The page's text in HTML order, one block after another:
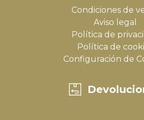
Condiciones de
Aviso legal
Política de
Política de
Configuración de